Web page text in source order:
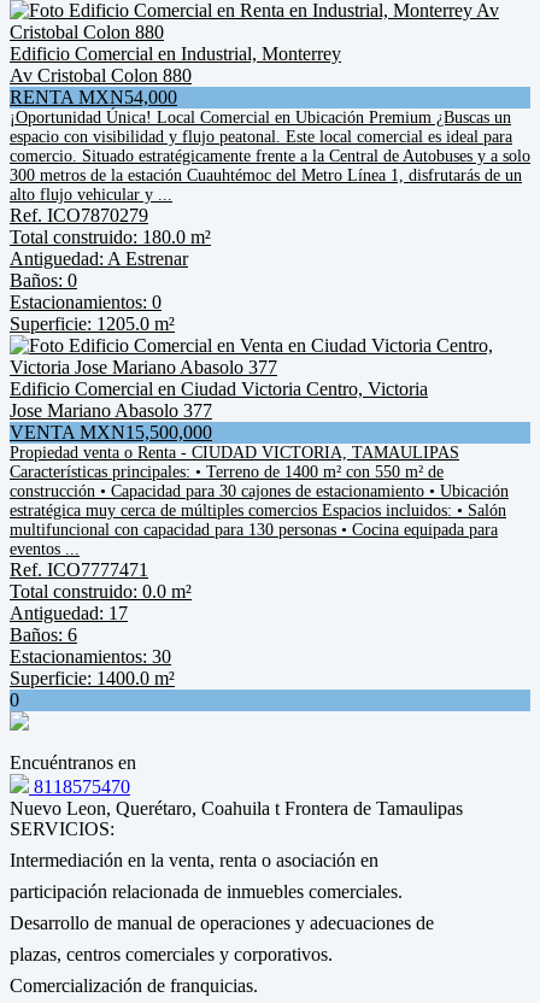
Edificio Comercial en Industrial, Monterrey
Av Cristobal Colon 880
RENTA MXN54,000
¡Oportunidad Única! Local Comercial en Ubicación Premium ¿Buscas un
espacio con visibilidad y flujo peatonal. Este local comercial es ideal para
comercio. Situado estratégicamente frente a la Central de Autobuses y a solo
300 metros de la estación Cuauhtémoc del Metro Línea 1, disfrutarás de un
alto flujo vehicular y ...
Ref. ICO7870279
Total construido: 180.0 m²
Antiguedad: A Estrenar
Baños: 0
Estacionamientos: 0
Superficie: 1205.0 m²
Edificio Comercial en Ciudad Victoria Centro, Victoria
Jose Mariano Abasolo 377
VENTA MXN15,500,000
Propiedad venta o Renta - CIUDAD VICTORIA, TAMAULIPAS
Características principales: • Terreno de 1400 m² con 550 m² de
construcción • Capacidad para 30 cajones de estacionamiento • Ubicación
estratégica muy cerca de múltiples comercios Espacios incluidos: • Salón
multifuncional con capacidad para 130 personas • Cocina equipada para
eventos ...
Ref. ICO7777471
Total construido: 0.0 m²
Antiguedad: 17
Baños: 6
Estacionamientos: 30
Superficie: 1400.0 m²
0
Encuéntranos en
8118575470
Nuevo Leon, Querétaro, Coahuila t Frontera de Tamaulipas
SERVICIOS:
Intermediación en la venta, renta o asociación en
participación relacionada de inmuebles comerciales.
Desarrollo de manual de operaciones y adecuaciones de
plazas, centros comerciales y corporativos.
Comercialización de franquicias.